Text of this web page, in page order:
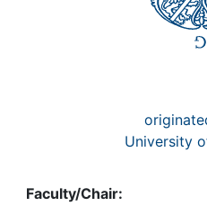
University
Faculty/Chair: